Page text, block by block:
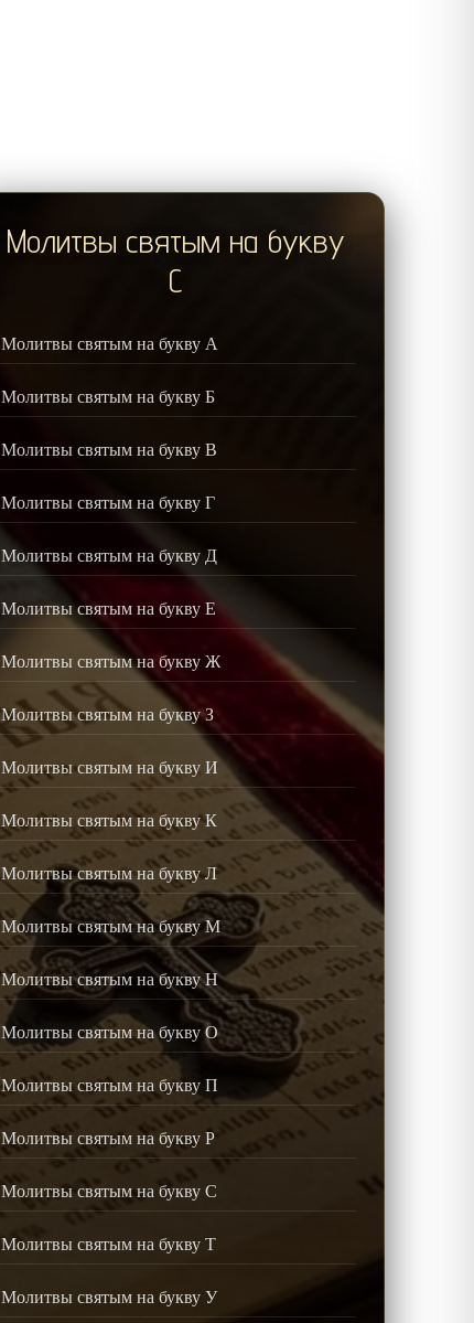
Молитвы святым на букву
С
Молитвы святым на букву А
Молитвы святым на букву Б
Молитвы святым на букву В
Молитвы святым на букву Г
Молитвы святым на букву Д
Молитвы святым на букву Е
Молитвы святым на букву Ж
Молитвы святым на букву З
Молитвы святым на букву И
Молитвы святым на букву К
Молитвы святым на букву Л
Молитвы святым на букву М
Молитвы святым на букву Н
Молитвы святым на букву О
Молитвы святым на букву П
Молитвы святым на букву Р
Молитвы святым на букву С
Молитвы святым на букву Т
Молитвы святым на букву У